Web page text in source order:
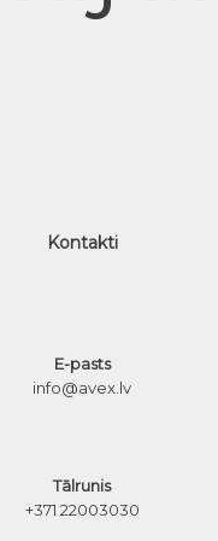
Kontakti
E-pasts
info@avex.lv
Tālrunis
+371 22003030